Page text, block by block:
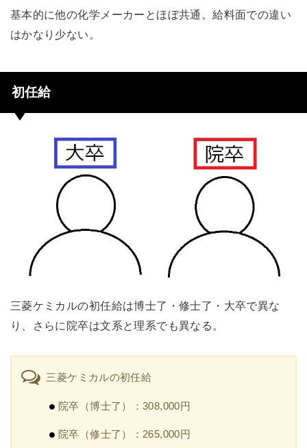
基本的に他の化学メーカーとほぼ共通。給料面での違い
はかなり少ない。
初任給
三菱ケミカルの初任給は博士了・修士了・大卒で異な
り、さらに院卒は文系と理系でも異なる。
三菱ケミカルの初任給
院卒（博士了）：308,000円
院卒（修士了）：265,000円